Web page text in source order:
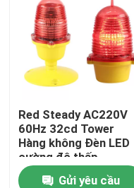
Kiểm soát chất lượng
Liên hệ chúng tôi
Yêu cầu báo giá
Đèn cản hàng không
Red Steady AC220V
60Hz 32cd Tower
Hàng không Đèn LED
cường độ thấp
Gửi yêu cầu